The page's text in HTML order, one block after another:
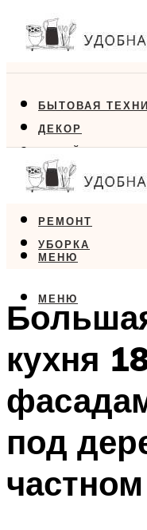
БЫТОВАЯ
ДЕКОР
ДИЗАЙН
ЕДА
РЕМОНТ
УБОРКА
МЕНЮ
МЕНЮ
кухня
под